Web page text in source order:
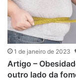
1 de janeiro de 2023
Artigo –
outro lado da